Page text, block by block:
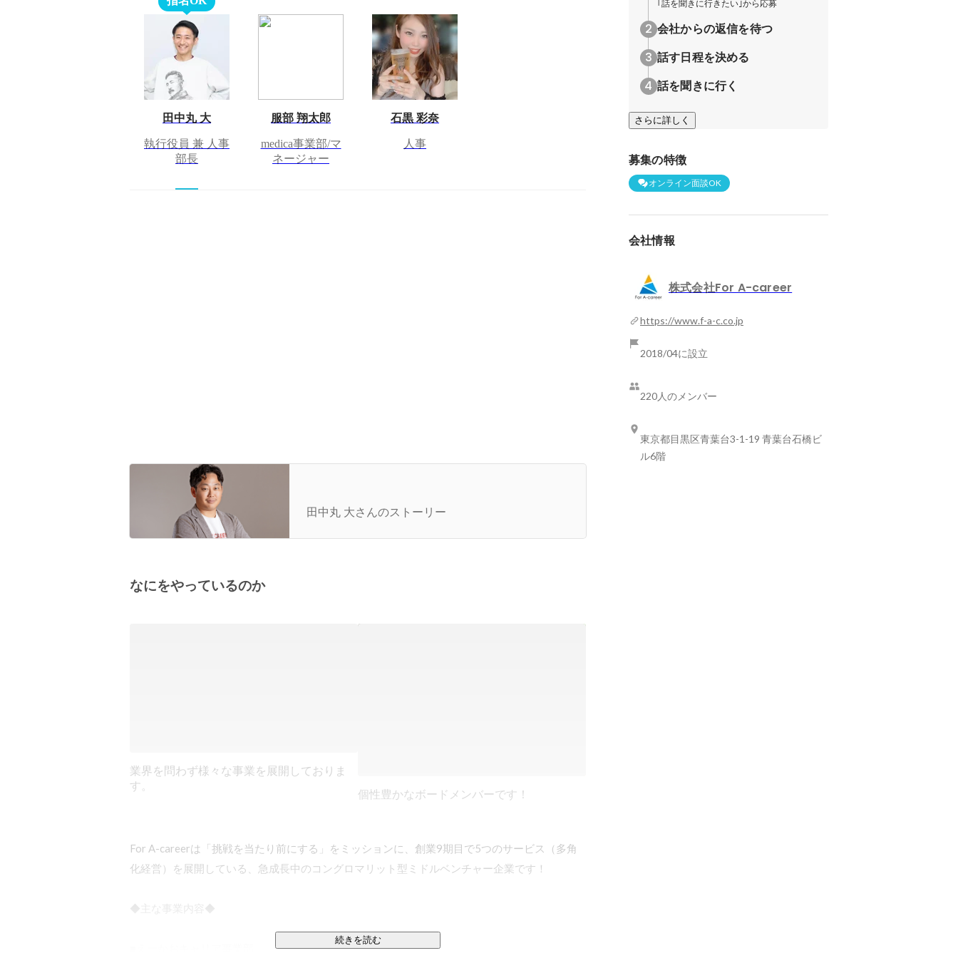
田中丸 大
執行役員 兼 人事
部長
服部 翔太郎
medica事業部/マ
ネージャー
石黒 彩奈
人事
を大分に。「３年後に売上100億円」を実現する仲
間を大分で募集する理由
田中丸 大さんのストーリー
なにをやっているのか
業界を問わず様々な事業を展開しておりま
す。
個性豊かなボードメンバーです！
For A-careerは「挑戦を当たり前にする」をミッションに、創業9期目で5つのサービス（多角
化経営）を展開している、急成長中のコングロマリット型ミドルベンチャー企業です！
◆主な事業内容◆
続きを読む
｢話を聞きに行きたい｣から応募
会社からの返信を待つ
話す日程を決める
話を聞きに行く
さらに詳しく
募集の特徴
オンライン面談OK
会社情報
株式会社For A-career
https://www.f-a-c.co.jp
2018/04に設立
220人のメンバー
東京都目黒区青葉台3-1-19 青葉台石橋ビ
ル6階